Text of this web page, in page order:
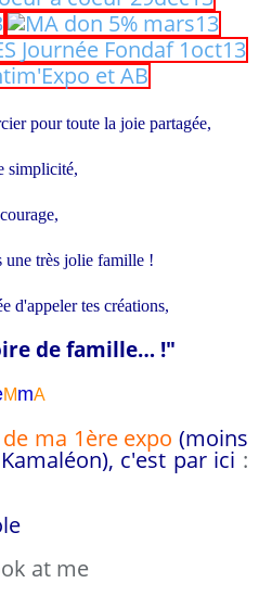
pour toute la joie partagée,
simplicité,
une très jolie famille !
d'appeler tes créations,
de famille… !"
MmA
ma 1ère expo (moins
c'est par ici :
at me